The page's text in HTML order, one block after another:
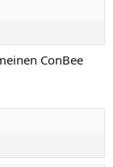
ConBee